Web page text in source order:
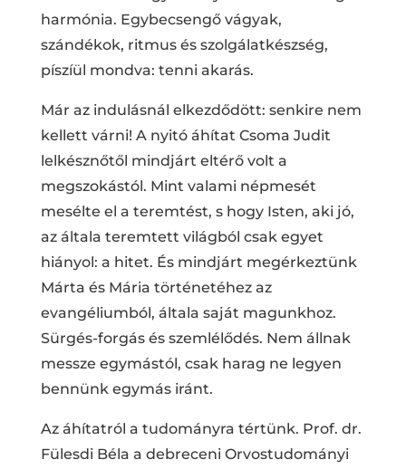
harmónia. Egybecsengő vágyak,
szándékok, ritmus és szolgálatkészség,
píszíül mondva: tenni akarás.
Már az indulásnál elkezdődött: senkire nem
kellett várni! A nyitó áhítat Csoma Judit
lelkésznőtől mindjárt eltérő volt a
megszokástól. Mint valami népmesét
mesélte el a teremtést, s hogy Isten, aki jó,
az általa teremtett világból csak egyet
hiányol: a hitet. És mindjárt megérkeztünk
Márta és Mária történetéhez az
evangéliumból, általa saját magunkhoz.
Sürgés-forgás és szemlélődés. Nem állnak
messze egymástól, csak harag ne legyen
bennünk egymás iránt.
Az áhítatról a tudományra tértünk. Prof. dr.
Fülesdi Béla a debreceni Orvostudományi